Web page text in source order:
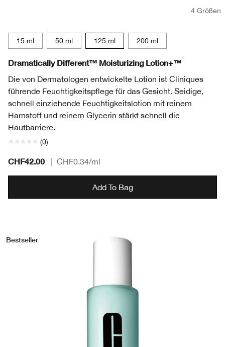
4 Größen
15 ml 50 ml 125 ml 200 ml
Dramatically Different™ Moisturizing Lotion+™
Die von Dermatologen entwickelte Lotion ist Cliniques
führende Feuchtigkeitspflege für das Gesicht. Seidige,
schnell einziehende Feuchtigkeitslotion mit reinem
Harnstoff und reinem Glycerin stärkt schnell die
Hautbarriere.
(0)
CHF42.00 CHF0.34/ml
Add To Bag
Bestseller